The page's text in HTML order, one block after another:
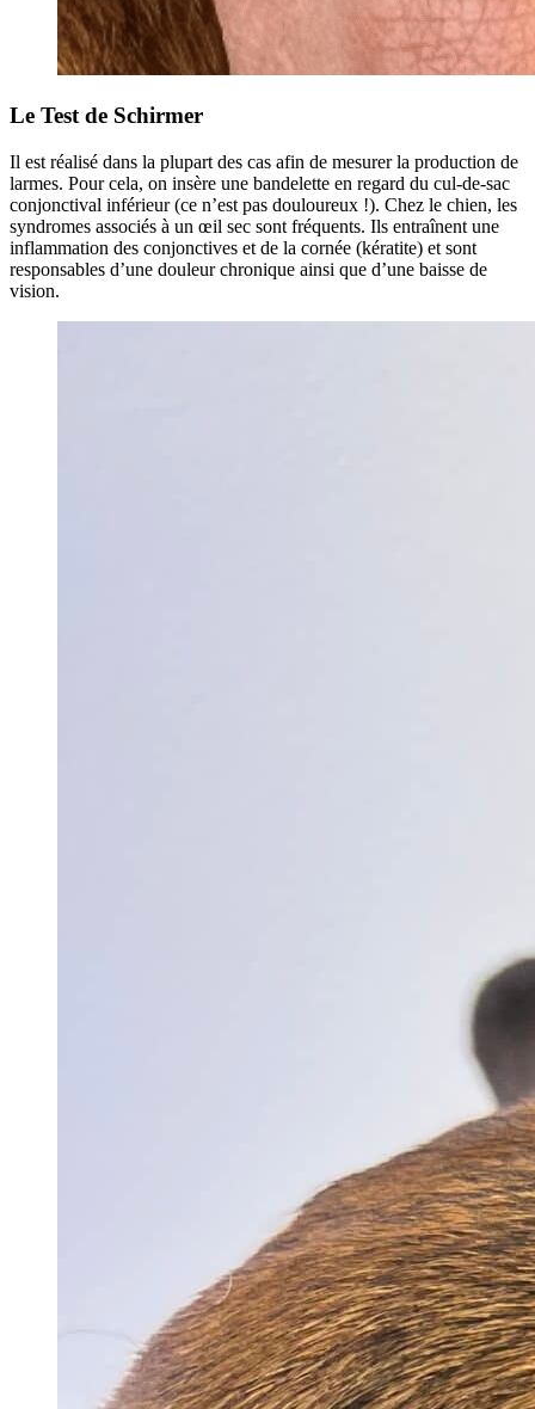
Le Test de Schirmer
Il est réalisé dans la plupart des cas afin de mesurer la production de
larmes. Pour cela, on insère une bandelette en regard du cul-de-sac
conjonctival inférieur (ce n’est pas douloureux !). Chez le chien, les
syndromes associés à un œil sec sont fréquents. Ils entraînent une
inflammation des conjonctives et de la cornée (kératite) et sont
responsables d’une douleur chronique ainsi que d’une baisse de
vision.